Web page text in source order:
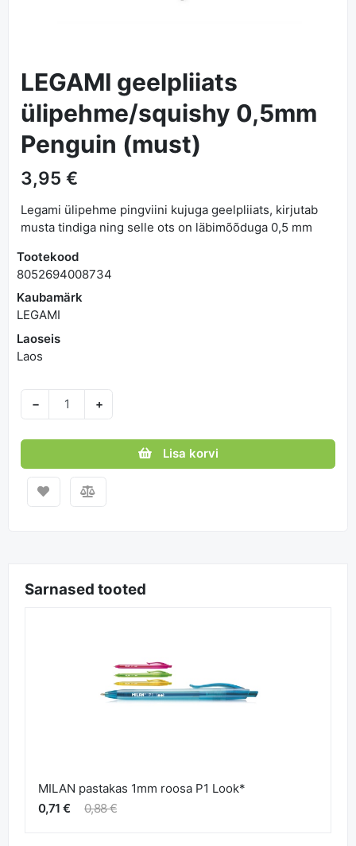
LEGAMI geelpliiats
ülipehme/squishy 0,5mm
Penguin (must)
3,95 €
Legami ülipehme pingviini kujuga geelpliiats, kirjutab
musta tindiga ning selle ots on läbimõõduga 0,5 mm
Tootekood
8052694008734
Kaubamärk
LEGAMI
Laoseis
Laos
− +
Lisa korvi
Sarnased tooted
MILAN pastakas 1mm roosa P1 Look*
0,71 €
0,88 €